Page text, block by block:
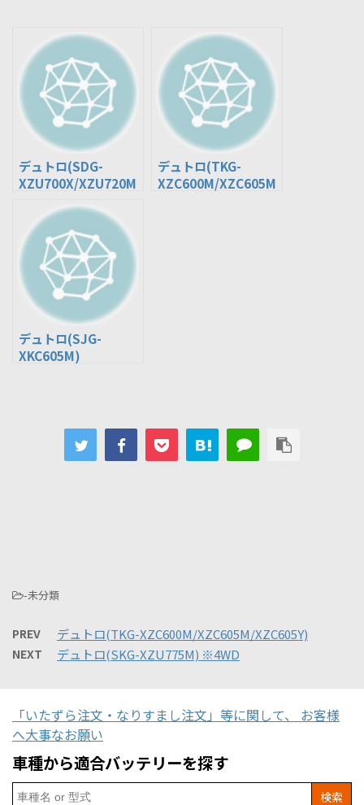
デュトロ(SDG-
XZU700X/XZU720M
デュトロ(TKG-
XZC600M/XZC605M
デュトロ(SJG-
XKC605M)
-未分類
PREV デュトロ(TKG-XZC600M/XZC605M/XZC605Y)
NEXT デュトロ(SKG-XZU775M) ※4WD
「いたずら注文・なりすまし注文」等に関して、 お客様
へ大事なお願い
車種から適合バッテリーを探す
Search